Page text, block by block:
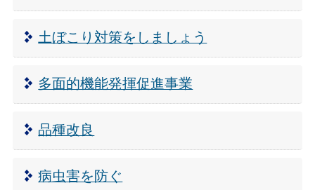
土ぼこり対策をしましょう
多面的機能発揮促進事業
品種改良
病虫害を防ぐ